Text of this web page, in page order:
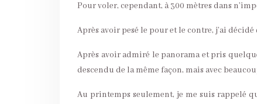
Pour voler, cependant, à 300 mètres dans
Après avoir pesé le pour et le contre, j’ai
Après avoir admiré le panorama et pris
descendu de la même façon, mais avec
Au printemps seulement, je me suis rappelé